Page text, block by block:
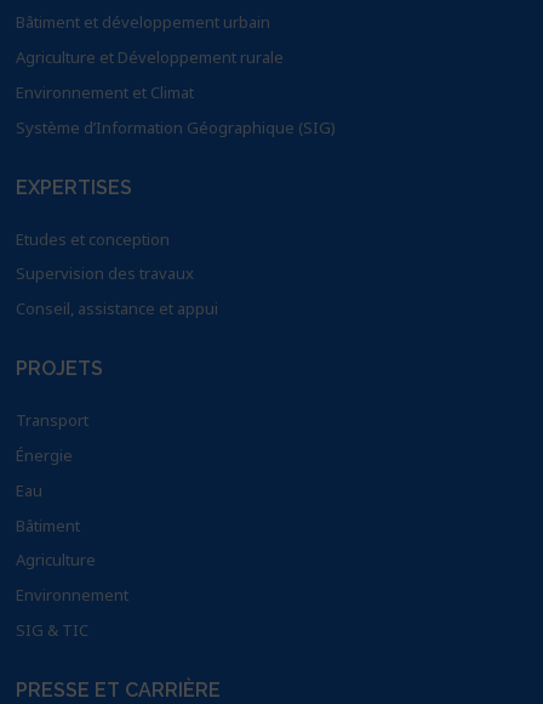
Bâtiment et développement urbain
Agriculture et Développement rurale
Environnement et Climat
Système d’Information Géographique (SIG)
EXPERTISES
Etudes et conception
Supervision des travaux
Conseil, assistance et appui
PROJETS
Transport
Énergie
Eau
Bâtiment
Agriculture
Environnement
SIG & TIC
PRESSE ET CARRIÈRE